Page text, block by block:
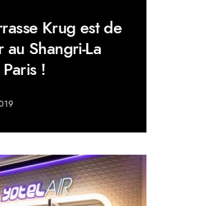
Krug est de
au Shangri-La
!